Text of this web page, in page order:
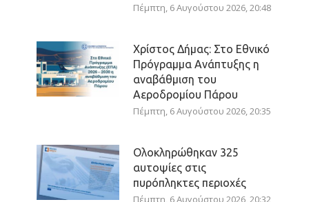
Πέμπτη, 6 Αυγούστου 2026, 20:48
Χρίστος Δήμας: Στο Εθνικό
Πρόγραμμα Ανάπτυξης η
αναβάθμιση του
Αεροδρομίου Πάρου
Πέμπτη, 6 Αυγούστου 2026, 20:35
Ολοκληρώθηκαν 325
αυτοψίες στις
πυρόπληκτες περιοχές
Πέμπτη, 6 Αυγούστου 2026, 20:32